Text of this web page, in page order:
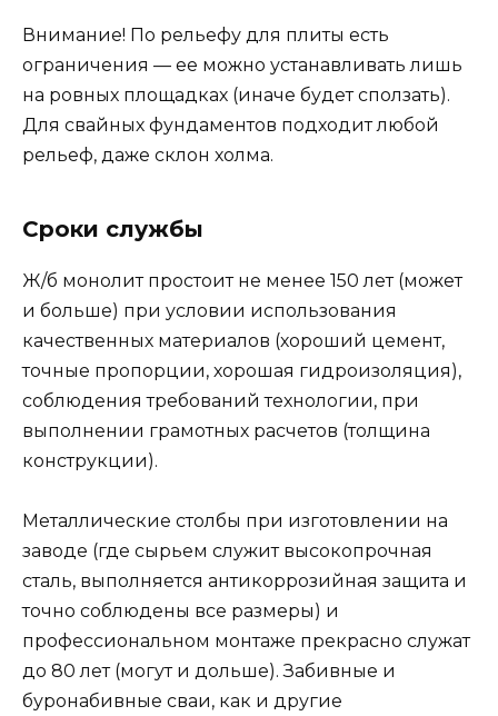
Внимание! По рельефу для плиты есть
ограничения — ее можно устанавливать лишь
на ровных площадках (иначе будет сползать).
Для свайных фундаментов подходит любой
рельеф, даже склон холма.
Сроки службы
Ж/б монолит простоит не менее 150 лет (может
и больше) при условии использования
качественных материалов (хороший цемент,
точные пропорции, хорошая гидроизоляция),
соблюдения требований технологии, при
выполнении грамотных расчетов (толщина
конструкции).
Металлические столбы при изготовлении на
заводе (где сырьем служит высокопрочная
сталь, выполняется антикоррозийная защита и
точно соблюдены все размеры) и
профессиональном монтаже прекрасно служат
до 80 лет (могут и дольше). Забивные и
буронабивные сваи, как и другие